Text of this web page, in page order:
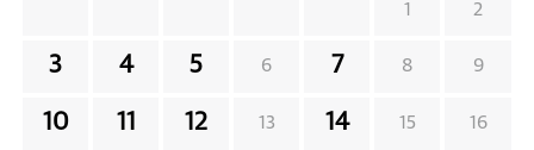
1 2
3 4 5 6 7 8 9
10 11 12 13 14 15 16